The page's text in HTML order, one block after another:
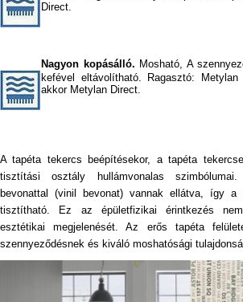
Direct.
Nagyon kopásálló. Mosható, A
kefével eltávolítható. Ragasztó:
akkor Metylan Direct.
A tapéta tekercs beépítésekor, a tapéta
tisztítási osztály hullámvonalas
bevonattal (vinil bevonat) vannak ellátva, így a
tisztítható. Ez az épületfizikai érintkezés
esztétikai megjelenését. Az erős tapéta
szennyeződésnek és kiváló moshatósági